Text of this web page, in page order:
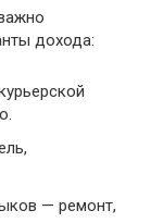
дохода:
— ремонт,